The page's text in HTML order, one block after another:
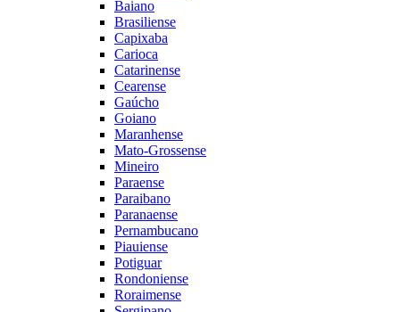
Baiano
Brasiliense
Capixaba
Carioca
Catarinense
Cearense
Gaúcho
Goiano
Maranhense
Mato-Grossense
Mineiro
Paraense
Paraibano
Paranaense
Pernambucano
Piauiense
Potiguar
Rondoniense
Roraimense